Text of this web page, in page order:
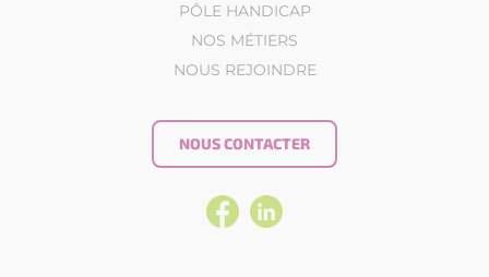
PÔLE HANDICAP
NOS MÉTIERS
NOUS REJOINDRE
NOUS CONTACTER